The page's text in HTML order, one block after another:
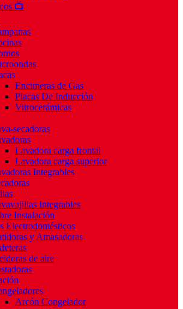
📺
Encimeras de Gas
Placas De Inducción
Vitrocerámicas
secadoras
Lavadora carga frontal
Lavadora carga superior
Integrables
Integrables
Instalación
Electrodomésticos
y Amasadoras
de aire
Arcón Congelador